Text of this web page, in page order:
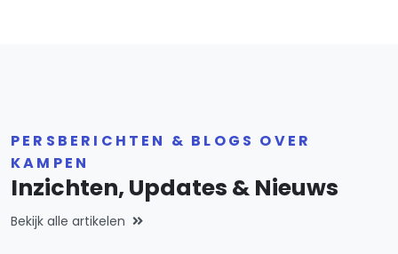
PERSBERICHTEN & BLOGS OVER
KAMPEN
Inzichten, Updates & Nieuws
Bekijk alle artikelen